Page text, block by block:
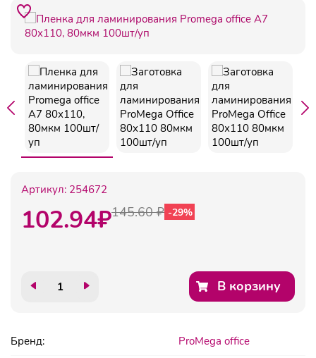
Артикул: 254672
102.94₽145.60 ₽ -29%
В корзину
Бренд: ProMega office